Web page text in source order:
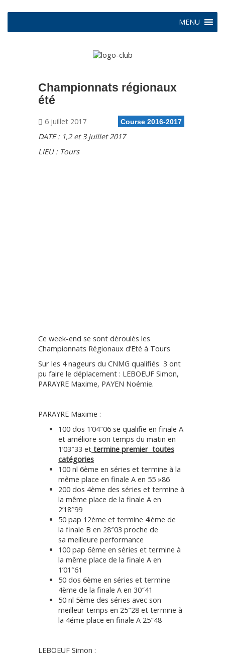
MENU
Championnats régionaux
été
6 juillet 2017 Course 2016-2017
DATE : 1,2 et 3 juillet 2017
LIEU : Tours
Ce week-end se sont déroulés les
Championnats Régionaux d’Eté à Tours
Sur les 4 nageurs du CNMG qualifiés 3 ont
pu faire le déplacement : LEBOEUF Simon,
PARAYRE Maxime, PAYEN Noémie.
PARAYRE Maxime :
100 dos 1’04″06 se qualifie en finale A
et améliore son temps du matin en
1’03″33 et termine premier toutes
catégories
100 nl 6ème en séries et termine à la
même place en finale A en 55 »86
200 dos 4ème des séries et termine à
la même place de la finale A en
2’18″99
50 pap 12ème et termine 4iéme de
la finale B en 28″03 proche de
sa meilleure performance
100 pap 6ème en séries et termine à
la même place de la finale A en
1’01″61
50 dos 6ème en séries et termine
4ème de la finale A en 30″41
50 nl 5ème des séries avec son
meilleur temps en 25″28 et termine à
la 4éme place en finale A 25″48
LEBOEUF Simon :